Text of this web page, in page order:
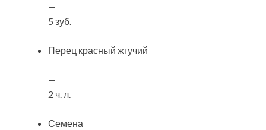
—
5 зуб.
Перец красный жгучий
—
2 ч. л.
Семена